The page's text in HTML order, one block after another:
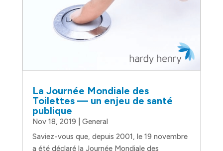
La Journée Mondiale des
Toilettes — un enjeu de santé
publique
Nov 18, 2019
General
Saviez-vous que, depuis 2001, le 19 novembre
a été déclaré la Journée Mondiale des